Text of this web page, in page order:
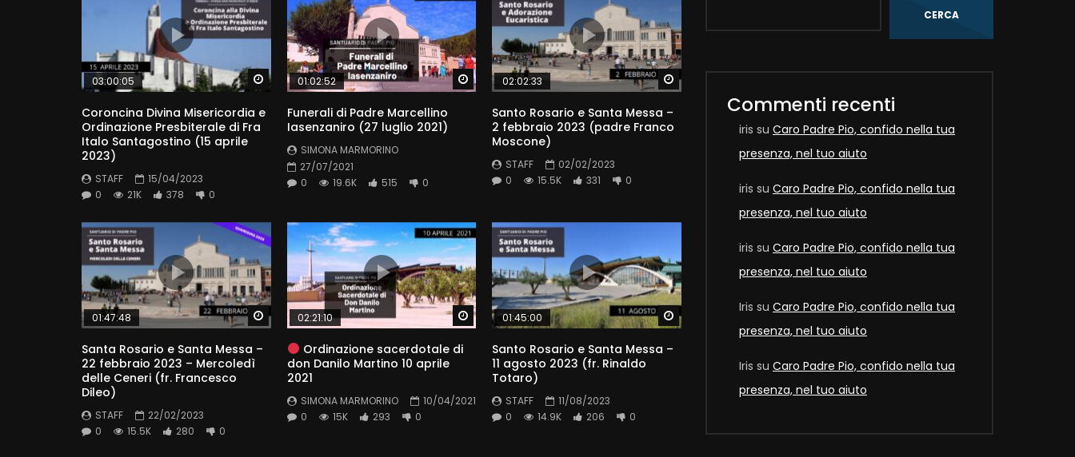
Watch Later
03:00:05
Coroncina Divina Misericordia e
Ordinazione Presbiterale di Fra
Italo Santagostino (15 aprile
2023)
STAFF
15/04/2023
0
21K 378 0
Watch Later
01:02:52
Funerali di Padre Marcellino
Iasenzaniro (27 luglio 2021)
SIMONA MARMORINO
27/07/2021
0
19.6K 515 0
Watch Later
02:02:33
Santo Rosario e Santa Messa –
2 febbraio 2023 (padre Franco
Moscone)
STAFF
02/02/2023
0
15.5K 331 0
Watch Later
01:47:48
Santa Rosario e Santa Messa –
22 febbraio 2023 – Mercoledì
delle Ceneri (fr. Francesco
Dileo)
STAFF
22/02/2023
0
15.5K 280 0
Watch Later
02:21:10
Ordinazione sacerdotale di
don Danilo Martino 10 aprile
2021
SIMONA MARMORINO
10/04/2021
0
15K 293 0
Watch Later
01:45:00
Santo Rosario e Santa Messa –
11 agosto 2023 (fr. Rinaldo
Totaro)
STAFF
11/08/2023
0
14.9K 206 0
CERCA
Commenti recenti
iris su Caro Padre Pio, confido nella tua
presenza, nel tuo aiuto
iris su Caro Padre Pio, confido nella tua
presenza, nel tuo aiuto
iris su Caro Padre Pio, confido nella tua
presenza, nel tuo aiuto
Iris su Caro Padre Pio, confido nella tua
presenza, nel tuo aiuto
Iris su Caro Padre Pio, confido nella tua
presenza, nel tuo aiuto